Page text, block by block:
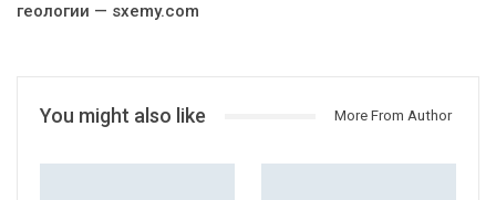
геологии — sxemy.com
You might also like More From Author